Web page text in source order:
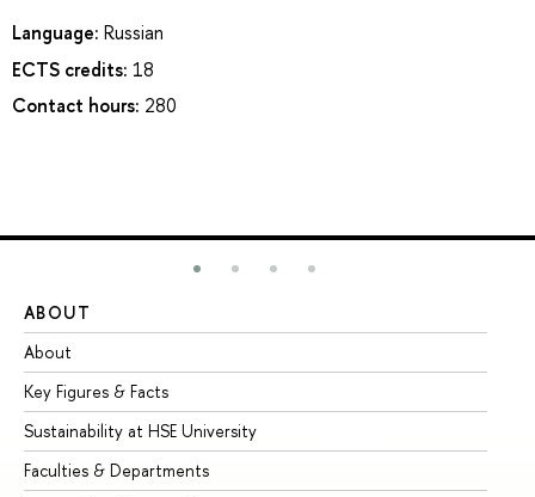
Language: Russian
ECTS credits: 18
Contact hours: 280
ABOUT
About
Key Figures & Facts
Sustainability at HSE University
Faculties & Departments